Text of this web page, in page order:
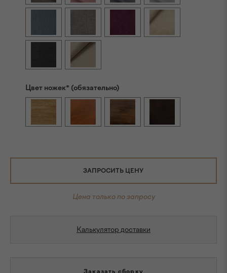
Цвет ножек* (обязательно)
ЗАПРОСИТЬ ЦЕНУ
Цена только по запросу
Калькулятор доставки
Заказать сборку